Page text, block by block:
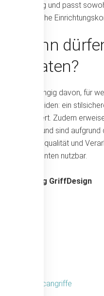
vielseitig und passt
klassische
Wann
beraten?
Unabhängig davon, für
entscheiden: ein
garantiert. Zudem
zeitlos und sind
Materialqualität und
Jahrzehnten nutzbar.
Werding GriffDesign
Fingerscangriffe